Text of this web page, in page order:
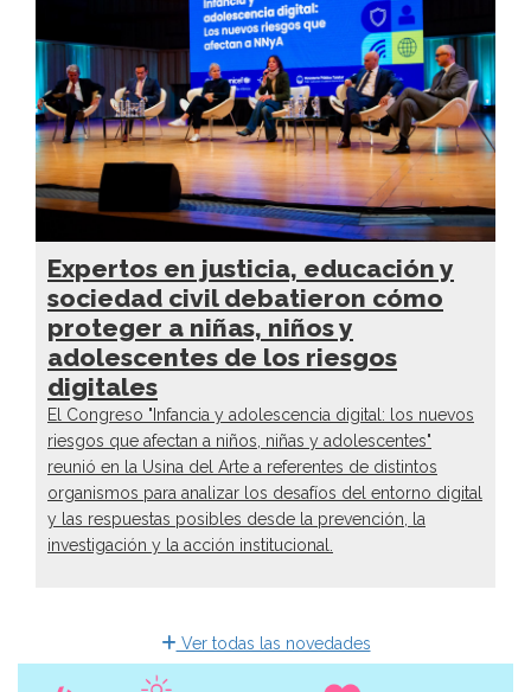
Expertos en justicia, educación y
sociedad civil debatieron cómo
proteger a niñas, niños y
adolescentes de los riesgos
digitales
El Congreso "Infancia y adolescencia digital: los nuevos
riesgos que afectan a niños, niñas y adolescentes"
reunió en la Usina del Arte a referentes de distintos
organismos para analizar los desafíos del entorno digital
y las respuestas posibles desde la prevención, la
investigación y la acción institucional.
Ver todas las novedades